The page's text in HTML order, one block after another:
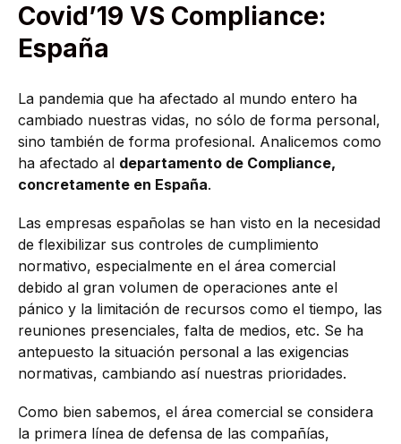
Covid’19 VS Compliance:
España
La pandemia que ha afectado al mundo entero ha
cambiado nuestras vidas, no sólo de forma personal,
sino también de forma profesional. Analicemos como
ha afectado al departamento de Compliance,
concretamente en España.
Las empresas españolas se han visto en la necesidad
de flexibilizar sus controles de cumplimiento
normativo, especialmente en el área comercial
debido al gran volumen de operaciones ante el
pánico y la limitación de recursos como el tiempo, las
reuniones presenciales, falta de medios, etc. Se ha
antepuesto la situación personal a las exigencias
normativas, cambiando así nuestras prioridades.
Como bien sabemos, el área comercial se considera
la primera línea de defensa de las compañías,